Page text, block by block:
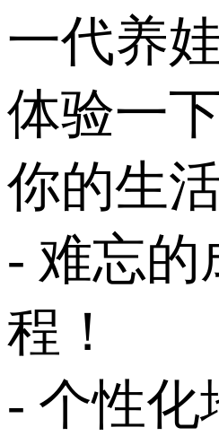
一代养
体验一
你的生
- 难忘的
程！
- 个性化